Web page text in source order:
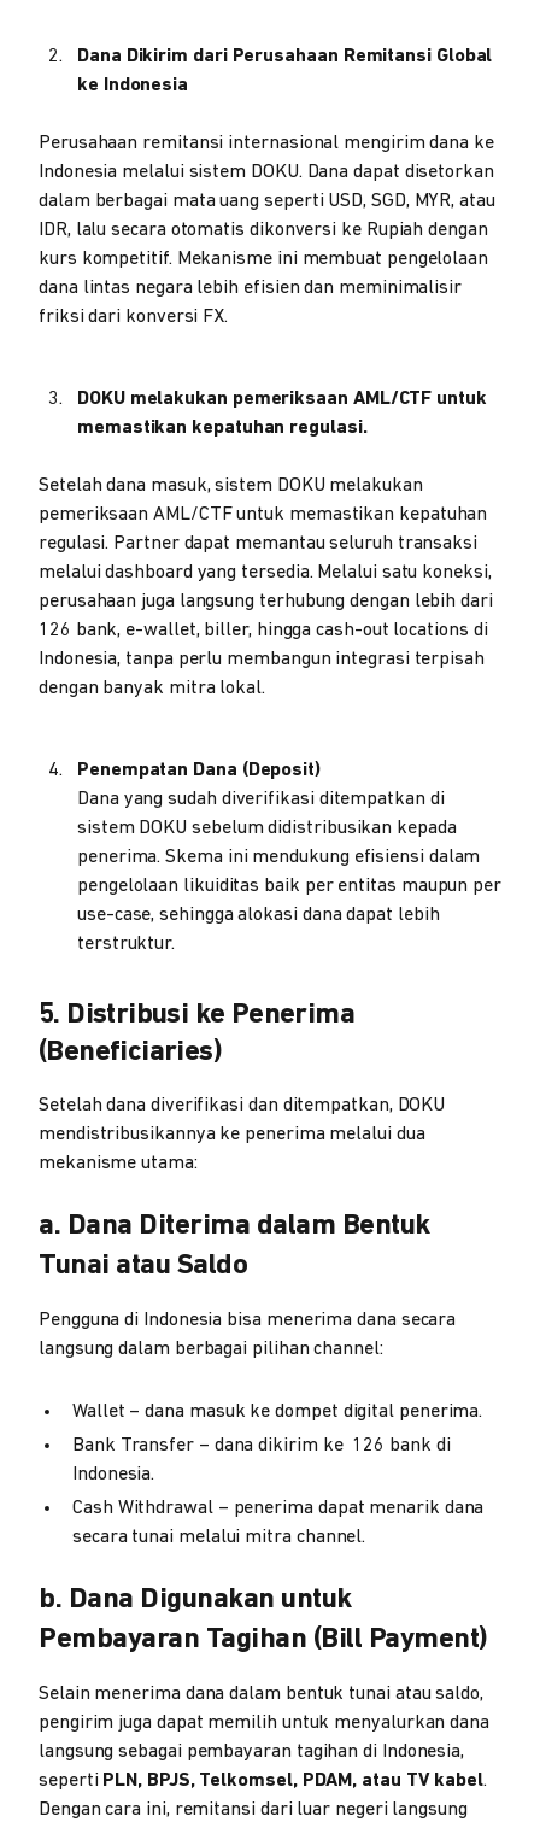
Dana Dikirim dari Perusahaan Remitansi Global
ke Indonesia
Perusahaan remitansi internasional mengirim dana ke
Indonesia melalui sistem DOKU. Dana dapat disetorkan
dalam berbagai mata uang seperti USD, SGD, MYR, atau
IDR, lalu secara otomatis dikonversi ke Rupiah dengan
kurs kompetitif. Mekanisme ini membuat pengelolaan
dana lintas negara lebih efisien dan meminimalisir
friksi dari konversi FX.
DOKU melakukan pemeriksaan AML/CTF untuk
memastikan kepatuhan regulasi.
Setelah dana masuk, sistem DOKU melakukan
pemeriksaan AML/CTF untuk memastikan kepatuhan
regulasi. Partner dapat memantau seluruh transaksi
melalui dashboard yang tersedia. Melalui satu koneksi,
perusahaan juga langsung terhubung dengan lebih dari
126 bank, e-wallet, biller, hingga cash-out locations di
Indonesia, tanpa perlu membangun integrasi terpisah
dengan banyak mitra lokal.
Penempatan Dana (Deposit)
Dana yang sudah diverifikasi ditempatkan di
sistem DOKU sebelum didistribusikan kepada
penerima. Skema ini mendukung efisiensi dalam
pengelolaan likuiditas baik per entitas maupun per
use-case, sehingga alokasi dana dapat lebih
terstruktur.
5. Distribusi ke Penerima
(Beneficiaries)
Setelah dana diverifikasi dan ditempatkan, DOKU
mendistribusikannya ke penerima melalui dua
mekanisme utama:
a. Dana Diterima dalam Bentuk
Tunai atau Saldo
Pengguna di Indonesia bisa menerima dana secara
langsung dalam berbagai pilihan channel:
Wallet – dana masuk ke dompet digital penerima.
Bank Transfer – dana dikirim ke 126 bank di
Indonesia.
Cash Withdrawal – penerima dapat menarik dana
secara tunai melalui mitra channel.
b. Dana Digunakan untuk
Pembayaran Tagihan (Bill Payment)
Selain menerima dana dalam bentuk tunai atau saldo,
pengirim juga dapat memilih untuk menyalurkan dana
langsung sebagai pembayaran tagihan di Indonesia,
seperti PLN, BPJS, Telkomsel, PDAM, atau TV kabel.
Dengan cara ini, remitansi dari luar negeri langsung